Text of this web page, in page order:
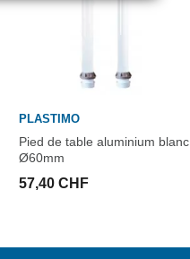
PLASTIMO
Pied de table aluminium blanc
Ø60mm
57,40 CHF